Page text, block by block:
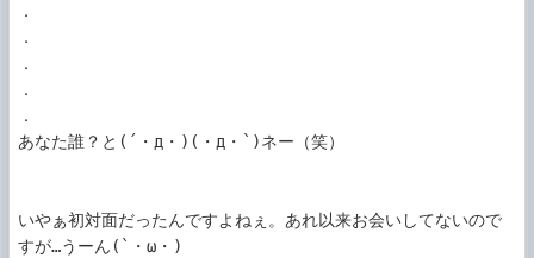
．
．
．
．
．
あなた誰？と(´・д・)(・д・`)ネー（笑）
いやぁ初対面だったんですよねぇ。あれ以来お会いしてないので
すが…うーん(`・ω・)